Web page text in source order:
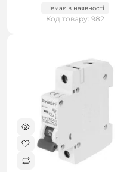
Немає в наявності
Код товару: 982